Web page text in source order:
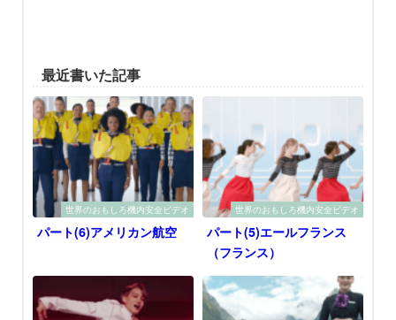
最近書いた記事
世界のおもしろ機内安全ビデオ
パート(6)アメリカン航空
世界のおもしろ機内安全ビデオ
パート(5)エールフランス
（フランス）